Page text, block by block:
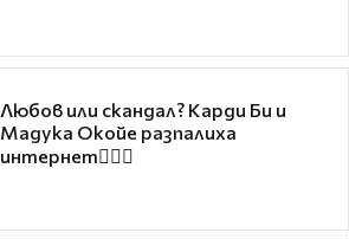
Любов или скандал? Карди Би и
Мадука Окойе разпалиха
интернет❤️‍🔥🔥